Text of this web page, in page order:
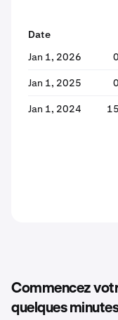
Date
Jan 1, 2026
Jan 1, 2025
Jan 1, 2024
Commencez
quelques minutes